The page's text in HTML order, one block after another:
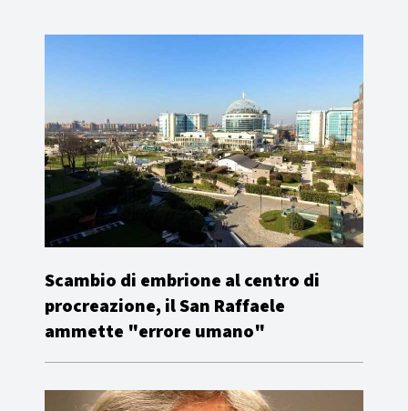
Scambio di embrione al centro di
procreazione, il San Raffaele
ammette "errore umano"